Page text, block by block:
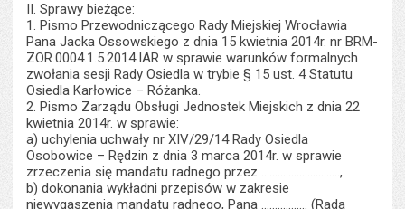
II. Sprawy bieżące:
1. Pismo Przewodniczącego Rady Miejskiej Wrocławia
Pana Jacka Ossowskiego z dnia 15 kwietnia 2014r. nr BRM-
ZOR.0004.1.5.2014.IAR w sprawie warunków formalnych
zwołania sesji Rady Osiedla w trybie § 15 ust. 4 Statutu
Osiedla Karłowice – Różanka.
2. Pismo Zarządu Obsługi Jednostek Miejskich z dnia 22
kwietnia 2014r. w sprawie:
a) uchylenia uchwały nr XIV/29/14 Rady Osiedla
Osobowice – Rędzin z dnia 3 marca 2014r. w sprawie
zrzeczenia się mandatu radnego przez .............................,
b) dokonania wykładni przepisów w zakresie
niewygaszenia mandatu radnego, Pana ................. (Rada